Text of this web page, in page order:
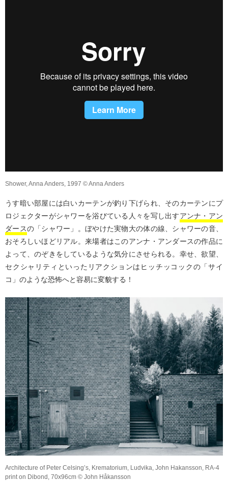
Shower, Anna Anders, 1997 © Anna Anders
うす暗い部屋には白いカーテンが釣り下げられ、そのカーテンにプ
ロジェクターがシャワーを浴びている人々を写し出すアンナ・アン
ダースの「シャワー」。ぼやけた実物大の体の線、シャワーの音、
おそろしいほどリアル。来場者はこのアンナ・アンダースの作品に
よって、のぞきをしているような気分にさせられる。幸せ、欲望、
セクシャリティといったリアクションはヒッチッコックの「サイ
コ」のような恐怖へと容易に変貌する！
Architecture of Peter Celsing’s, Krematorium, Ludvika, John Hakansson, RA-4
print on Dibond, 70x96cm © John Håkansson